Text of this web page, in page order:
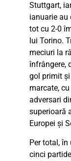
Stuttgart,
ianuarie au
tot cu 2-0
lui Torino.
meciuri la
înfrângere,
gol primit
marcate, cu
adversari
superioară
Europei și
Per total, în
cinci